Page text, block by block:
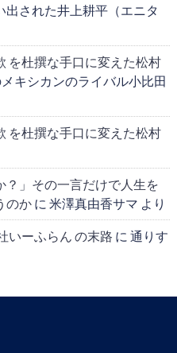
された井上耕平（エニタ
を杜撰な手口に変えた松村
キシカンのライバル小比田
を杜撰な手口に変えた松村
」その一言だけで人生を
のかに 米澤真由香サマ より
いーふらん の末路 に 通りす